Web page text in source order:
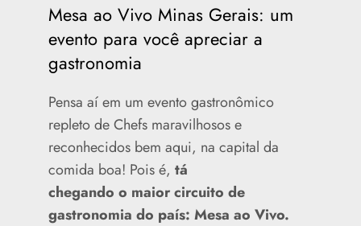
Mesa ao Vivo Minas Gerais: um
evento para você apreciar a
gastronomia
Pensa aí em um evento gastronômico
repleto de Chefs maravilhosos e
reconhecidos bem aqui, na capital da
comida boa! Pois é, tá
chegando o maior circuito de
gastronomia do país: Mesa ao Vivo.